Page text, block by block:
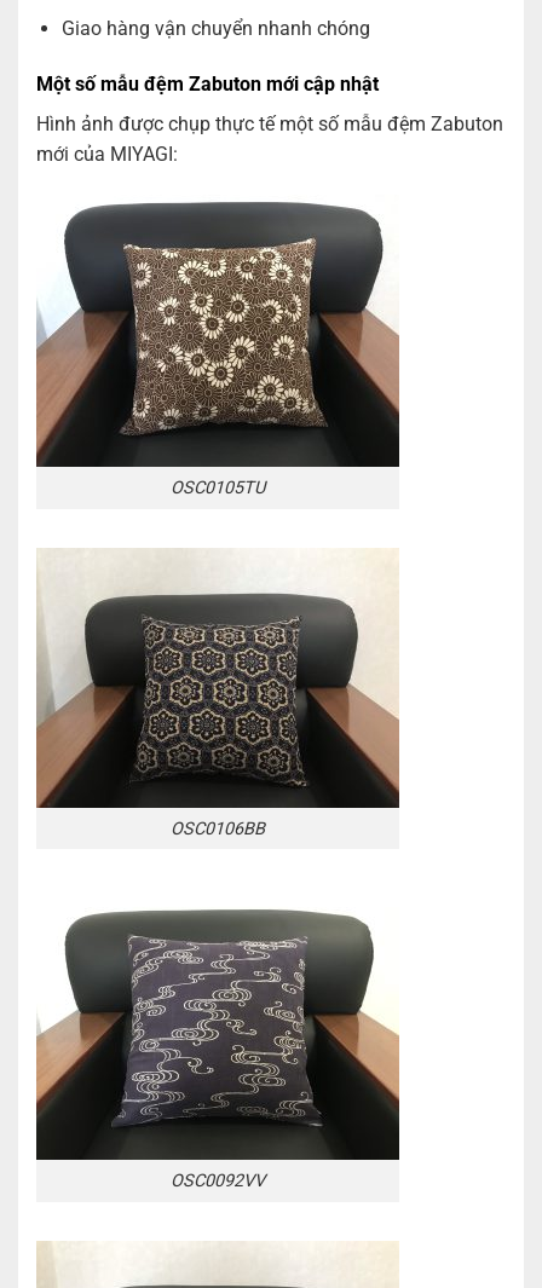
Giao hàng vận chuyển nhanh chóng
Một số mẫu đệm Zabuton mới cập nhật
Hình ảnh được chụp thực tế một số mẫu đệm Zabuton
mới của MIYAGI:
OSC0105TU
OSC0106BB
OSC0092VV